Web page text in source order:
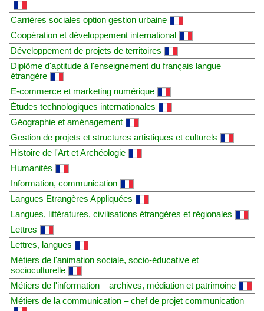
Carrières sociales option gestion urbaine
Coopération et développement international
Développement de projets de territoires
Diplôme d'aptitude à l'enseignement du français langue
étrangère
E-commerce et marketing numérique
Études technologiques internationales
Géographie et aménagement
Gestion de projets et structures artistiques et culturels
Histoire de l'Art et Archéologie
Humanités
Information, communication
Langues Etrangères Appliquées
Langues, littératures, civilisations étrangères et régionales
Lettres
Lettres, langues
Métiers de l'animation sociale, socio-éducative et
socioculturelle
Métiers de l'information – archives, médiation et patrimoine
Métiers de la communication – chef de projet communication